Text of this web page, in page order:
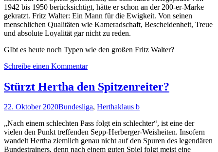
1942 bis 1950 berücksichtigt, hätte er schon an der 200-er-Marke
gekratzt. Fritz Walter: Ein Mann für die Ewigkeit. Von seinen
menschlichen Qualitäten wie Kameradschaft, Bescheidenheit, Treue
und absolute Loyalität gar nicht zu reden.
GIbt es heute noch Typen wie den großen Fritz Walter?
Schreibe einen Kommentar
Stürzt Hertha den Spitzenreiter?
22. Oktober 2020Bundesliga, Herthaklaus b
„Nach einem schlechten Pass folgt ein schlechter“, ist eine der
vielen den Punkt treffenden Sepp-Herberger-Weisheiten. Insofern
wandelt Hertha ziemlich genau nicht auf den Spuren des legendären
Bundestrainers, denn nach einem guten Spiel folgt meist eine